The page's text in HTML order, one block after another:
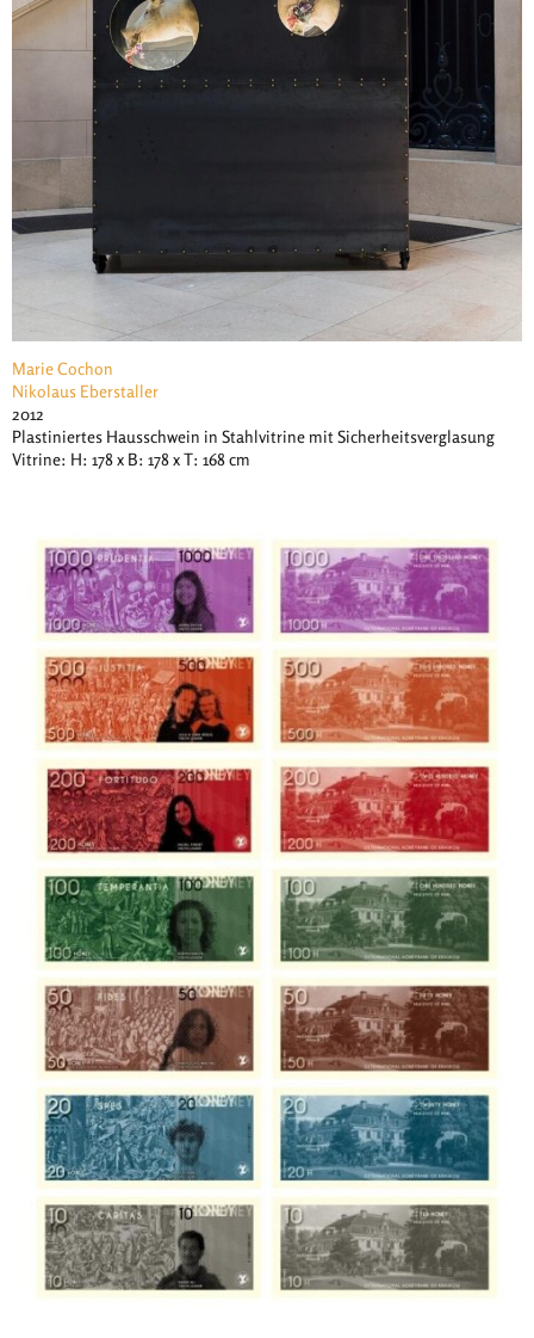
Marie Cochon
Nikolaus Eberstaller
2012
Plastiniertes Hausschwein in Stahlvitrine mit Sicherheitsverglasung
Vitrine: H: 178 x B: 178 x T: 168 cm